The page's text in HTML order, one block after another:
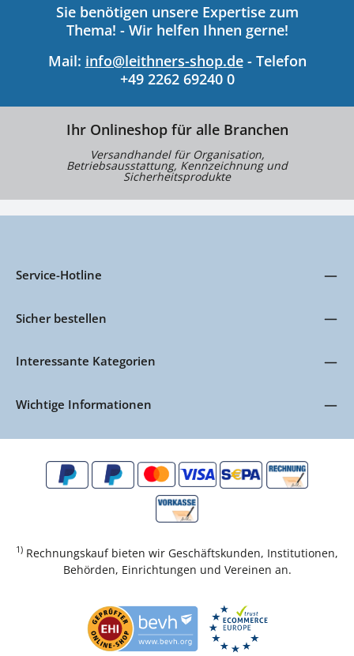
Sie benötigen unsere Expertise zum
Thema! - Wir helfen Ihnen gerne!
Mail: info@leithners-shop.de- Telefon
+49 2262 69240 0
Ihr Onlineshop für alle Branchen
Versandhandel für Organisation,
Betriebsausstattung, Kennzeichnung und
Sicherheitsprodukte
Service-Hotline
Sicher bestellen
Interessante Kategorien
Wichtige Informationen
1) Rechnungskauf bieten wir Geschäftskunden, Institutionen,
Behörden, Einrichtungen und Vereinen an.